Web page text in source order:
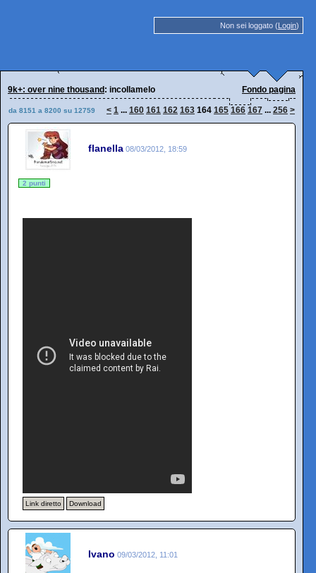
Non sei loggato (Login)
9k+: over nine thousand : incollamelo Fondo pagina
da 8151 a 8200 su 12759 < 1 ... 160 161 162 163 164 165 166 167 ... 256 >
flanella 08/03/2012, 18:59
2 punti
Link diretto Download
Ivano 09/03/2012, 11:01